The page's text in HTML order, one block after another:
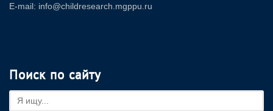
E-mail: info@childresearch.mgppu.ru
Поиск по сайту